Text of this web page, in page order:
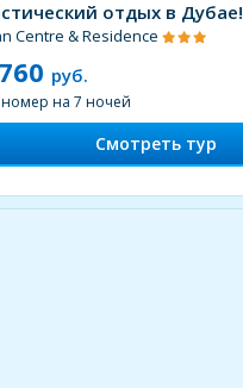
отдых в Дубае!
Centre & Residence
руб.
номер на 7 ночей
Смотреть тур